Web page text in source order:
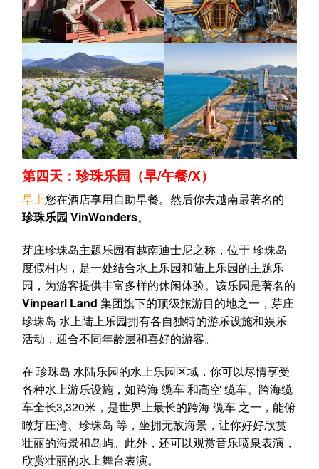
第四天：珍珠乐园 （早/午餐/X）
早上您在酒店享用自助早餐。然后你去越南最著名的
珍珠乐园 VinWonders。
芽庄珍珠岛主题乐园有越南迪士尼之称，位于 珍珠岛
度假村内，是一处结合水上乐园和陆上乐园的主题乐
园，为游客提供丰富多样的休闲体验。该乐园是著名的
Vinpearl Land 集团旗下的顶级旅游目的地之一，芽庄
珍珠岛 水上陆上乐园拥有各自独特的游乐设施和娱乐
活动，迎合不同年龄层和喜好的游客。
在 珍珠岛 水陆乐园的水上乐园区域，你可以尽情享受
各种水上游乐设施，如跨海 缆车 和高空 缆车。跨海缆
车全长3,320米，是世界上最长的跨海 缆车 之一，能俯
瞰芽庄湾、珍珠岛 等，坐拥无敌海景，让你好好欣赏
壮丽的海景和岛屿。此外，还可以观赏音乐喷泉表演，
欣赏壮丽的水上舞台表演。